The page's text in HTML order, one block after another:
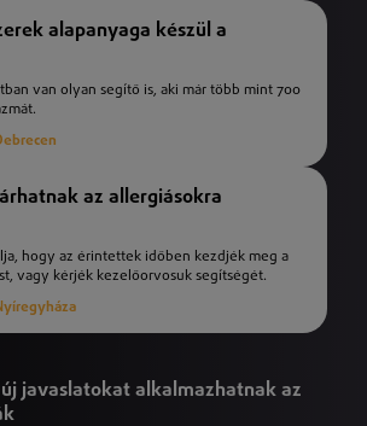
alapanyaga készül a
van olyan segítő is, aki már több mint 700
az allergiásokra
hogy az érintettek időben kezdjék meg a
vagy kérjék kezelőorvosuk segítségét.
javaslatokat alkalmazhatnak az